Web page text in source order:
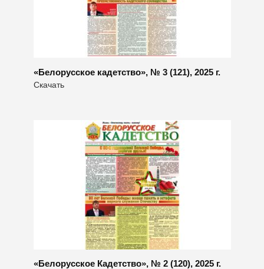
«Белорусское кадетство», № 3 (121), 2025 г.
Скачать
«Белорусское Кадетство», № 2 (120), 2025 г.